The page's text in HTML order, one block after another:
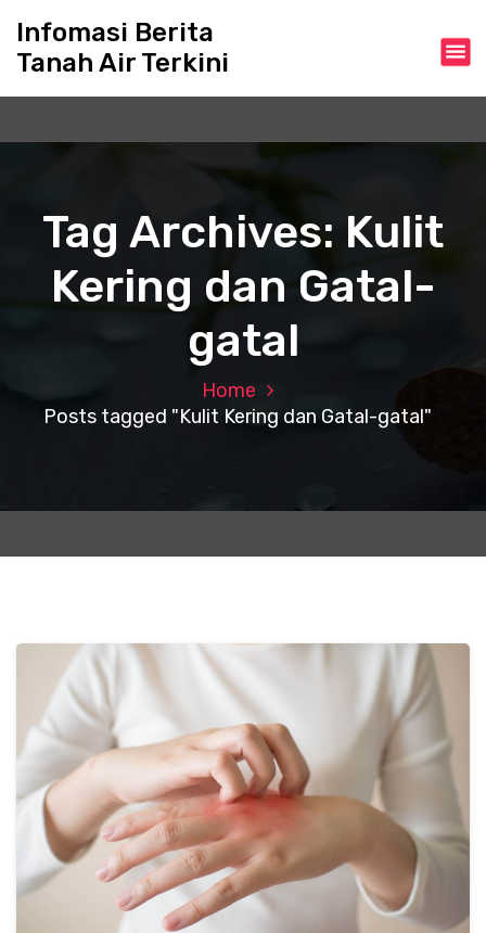
Infomasi Berita
Tanah Air Terkini
Tag Archives: Kulit
Kering dan Gatal-
gatal
Home
Posts tagged "Kulit Kering dan Gatal-gatal"